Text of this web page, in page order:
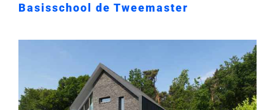
Basisschool de Tweemaster